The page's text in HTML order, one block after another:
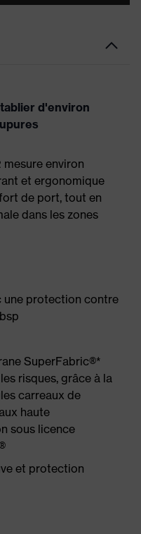
d'environ
environ
et ergonomique
de port, tout en
dans les zones
une protection contre
SuperFabric®*
risques, grâce à la
carreaux de
haute
sous licence
et protection